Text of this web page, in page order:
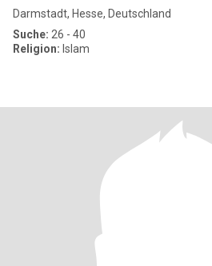
Darmstadt, Hesse, Deutschland
Suche: 26 - 40
Religion: Islam